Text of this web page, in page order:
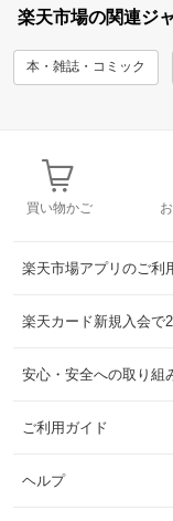
楽天市場の関連ジ
本・雑誌・コミック
買い物かご
楽天市場アプリのご利
楽天カード新規入会で
安心・安全への取り組
ご利用ガイド
ヘルプ